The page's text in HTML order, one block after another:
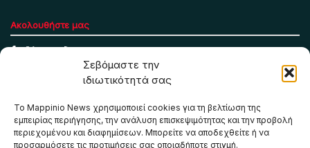
Σεβόμαστε την
ιδιωτικότητά σας
Το Mappinio News χρησιμοποιεί cookies για τη βελτίωση της
εμπειρίας περιήγησης, την ανάλυση επισκεψιμότητας και την προβολή
περιεχομένου και διαφημίσεων. Μπορείτε να αποδεχθείτε ή να
προσαρμόσετε τις προτιμήσεις σας οποιαδήποτε στιγμή.
Ακολουθήστε μας